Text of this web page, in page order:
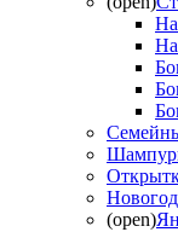
(open)